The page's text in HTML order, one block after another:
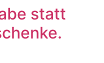
statt